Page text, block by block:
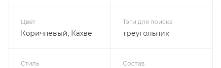
Цвет
Коричневый, Кахве
Тэги для поиска
треугольник
Стиль Состав